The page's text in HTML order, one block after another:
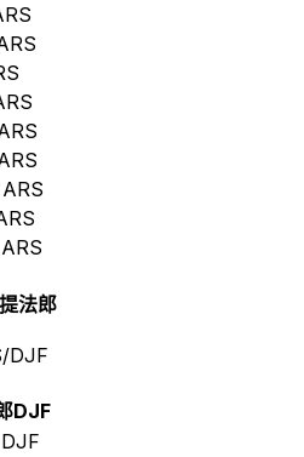
ARS
ARS
法郎
DJF
DJF
DJF